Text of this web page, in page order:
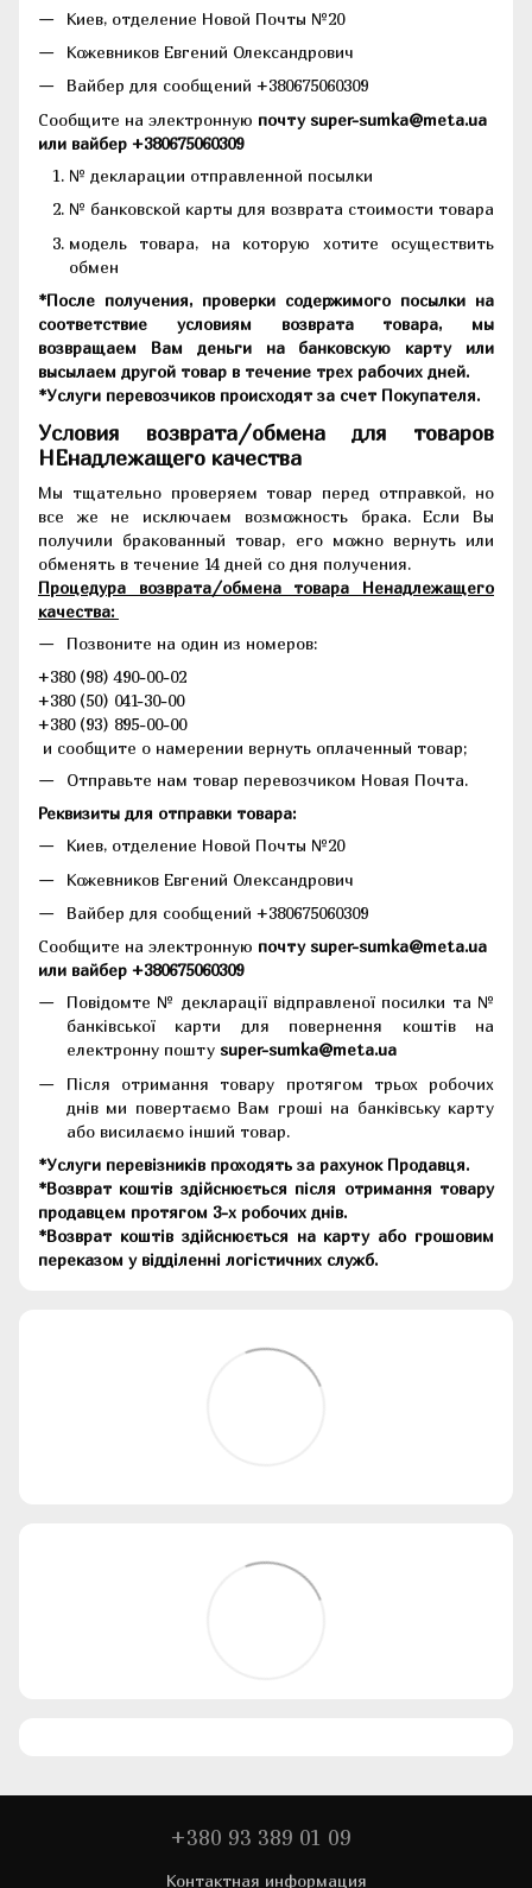
Киев, отделение Новой Почты №20
Кожевников Евгений Олександрович
Вайбер для сообщений +380675060309
Сообщите на электронную почту super-sumka@meta.ua
или вайбер +380675060309
№ декларации отправленной посылки
№ банковской карты для возврата стоимости товара
модель товара, на которую хотите осуществить
обмен
*После получения, проверки содержимого посылки на
соответствие условиям возврата товара, мы
возвращаем Вам деньги на банковскую карту или
высылаем другой товар в течение трех рабочих дней.
*Услуги перевозчиков происходят за счет Покупателя.
Условия возврата/обмена для товаров
НЕнадлежащего качества
Мы тщательно проверяем товар перед отправкой, но
все же не исключаем возможность брака. Если Вы
получили бракованный товар, его можно вернуть или
обменять в течение 14 дней со дня получения.
Процедура возврата/обмена товара Ненадлежащего
качества:
Позвоните на один из номеров:
+380 (98) 490-00-02
+380 (50) 041-30-00
+380 (93) 895-00-00
и сообщите о намерении вернуть оплаченный товар;
Отправьте нам товар перевозчиком Новая Почта.
Реквизиты для отправки товара:
Киев, отделение Новой Почты №20
Кожевников Евгений Олександрович
Вайбер для сообщений +380675060309
Сообщите на электронную почту super-sumka@meta.ua
или вайбер +380675060309
Повідомте № декларації відправленої посилки та №
банківської карти для повернення коштів на
електронну пошту super-sumka@meta.ua
Після отримання товару протягом трьох робочих
днів ми повертаємо Вам гроші на банківську карту
або висилаємо інший товар.
*Услуги перевізників проходять за рахунок Продавця.
*Возврат коштів здійснюється після отримання товару
продавцем протягом 3-х робочих днів.
*Возврат коштів здійснюється на карту або грошовим
переказом у відділенні логістичних служб.
+380 93 389 01 09
Контактная информация